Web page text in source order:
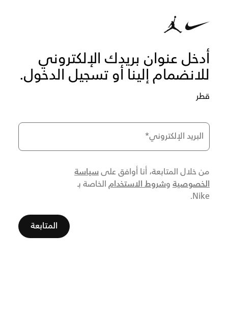
أدخل عنوان بريدك الإلكتروني
للانضمام إلينا أو تسجيل الدخول.
قطر
البريد الإلكتروني*
من خلال المتابعة، أنا أوافق علىسياسة
الخصوصية وشروط الاستخدام الخاصة بـ
Nike.
المتابعة